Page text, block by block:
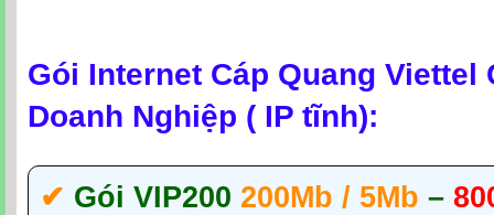
Gói Internet Cáp Quang Viettel
Doanh Nghiệp ( IP tĩnh):
✔‎ Gói VIP200 200Mb / 5Mb –